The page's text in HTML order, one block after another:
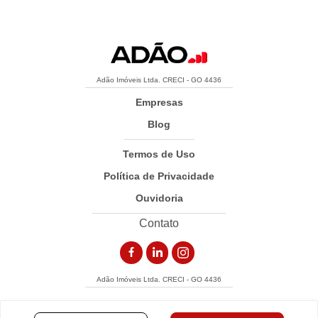
Adão Imóveis Ltda. CRECI - GO 4436
Empresas
Blog
Termos de Uso
Política de Privacidade
Ouvidoria
Contato
Adão Imóveis Ltda. CRECI - GO 4436